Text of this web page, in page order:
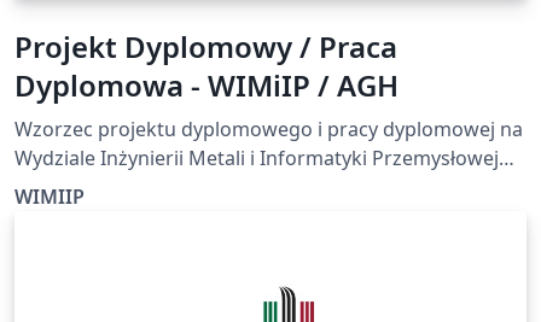
Projekt Dyplomowy / Praca
Dyplomowa - WIMiIP / AGH
Wzorzec projektu dyplomowego i pracy dyplomowej na
Wydziale Inżynierii Metali i Informatyki Przemysłowej
Akademii Górniczo-Hutniczej w Krakowie. Wzór oparty
pdf Oraz oficjalnej stronie tytułowej:
WIMIIP